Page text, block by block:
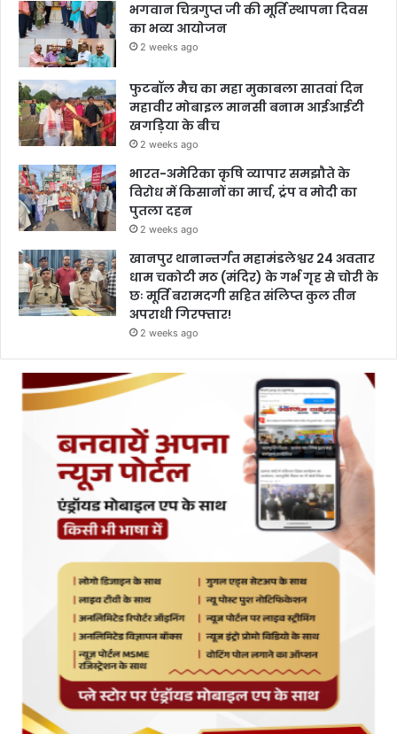
भगवान चित्रगुप्त जी की मूर्ति स्थापना दिवस
का भव्य आयोजन
2 weeks ago
फुटबॉल मैच का महा मुकाबला सातवां दिन
महावीर मोबाइल मानसी बनाम आईआईटी
खगड़िया के बीच
2 weeks ago
भारत-अमेरिका कृषि व्यापार समझौते के
विरोध में किसानों का मार्च, ट्रंप व मोदी का
पुतला दहन
2 weeks ago
खानपुर थानान्तर्गत महामंडलेश्वर 24 अवतार
धाम चकोटी मठ (मंदिर) के गर्भ गृह से चोरी के
छः मूर्ति बरामदगी सहित संलिप्त कुल तीन
अपराधी गिरफ्तार!
2 weeks ago